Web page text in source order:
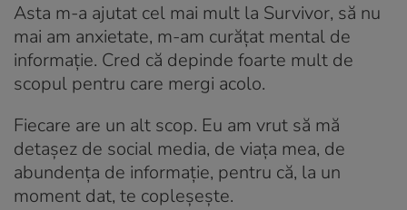
Asta m-a ajutat cel mai mult la Survivor, să nu
mai am anxietate, m-am curățat mental de
informație. Cred că depinde foarte mult de
scopul pentru care mergi acolo.
Fiecare are un alt scop. Eu am vrut să mă
detașez de social media, de viața mea, de
abundența de informație, pentru că, la un
moment dat, te copleșește.